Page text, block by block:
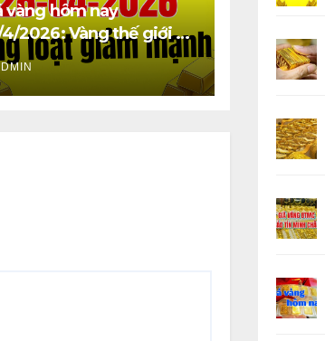
vàng hôm nay
2026: Vàng thế giới và
nước đồng loạt giảm